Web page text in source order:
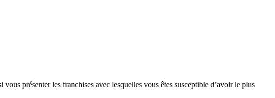
présenter les franchises avec lesquelles vous êtes susceptible d’avoir le plus